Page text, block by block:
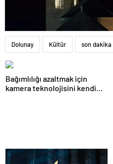
Dolunay Kültür son dakika
Bağımlılığı azaltmak için
kamera teknolojisini kendi